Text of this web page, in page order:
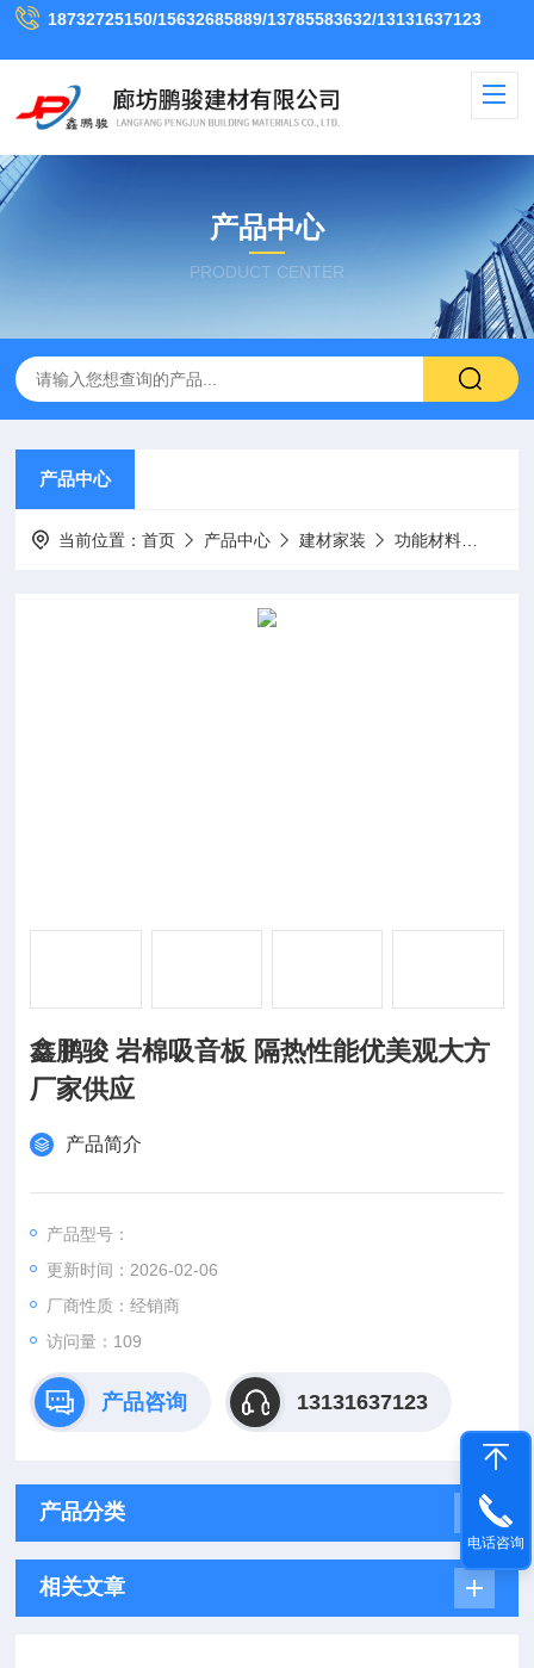
18732725150/15632685889/13785583632/13131637123
产品中心
PRODUCT CENTER
产品中心
当前位置：首页 产品中心 建材家装 功能材料
鑫鹏骏 岩棉吸音板 隔热性能优美观大方
厂家供应
产品简介
产品型号：
更新时间：2026-02-06
厂商性质：经销商
访问量：109
产品咨询 13131637123
产品分类
相关文章
电话咨询